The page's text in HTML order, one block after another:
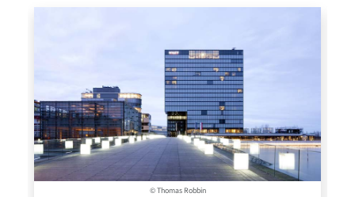
© Thomas Robbin